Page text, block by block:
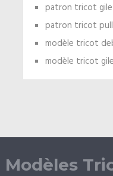
patron tricot
patron tricot pull
modèle tricot
modèle tricot
Modèles